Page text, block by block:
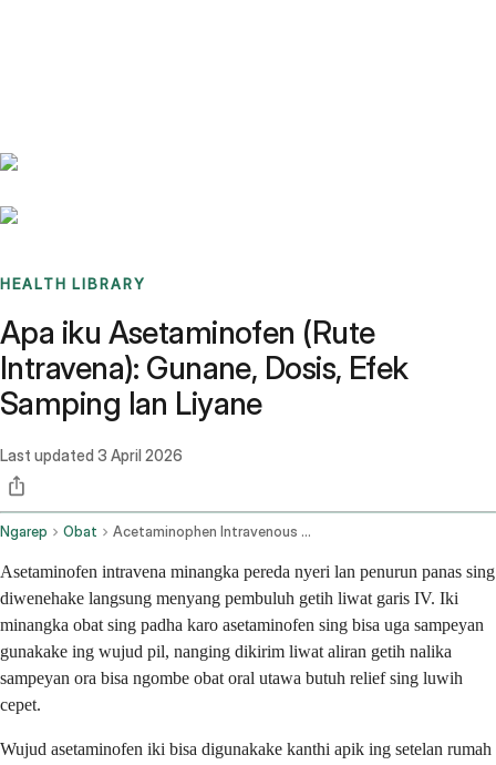
HEALTH LIBRARY
Apa iku Asetaminofen (Rute
Intravena): Gunane, Dosis, Efek
Samping lan Liyane
Last updated 3 April 2026
Ngarep Obat Acetaminophen Intravenous Route
Asetaminofen intravena minangka pereda nyeri lan penurun panas sing
diwenehake langsung menyang pembuluh getih liwat garis IV. Iki
minangka obat sing padha karo asetaminofen sing bisa uga sampeyan
gunakake ing wujud pil, nanging dikirim liwat aliran getih nalika
sampeyan ora bisa ngombe obat oral utawa butuh relief sing luwih
cepet.
Wujud asetaminofen iki bisa digunakake kanthi apik ing setelan rumah